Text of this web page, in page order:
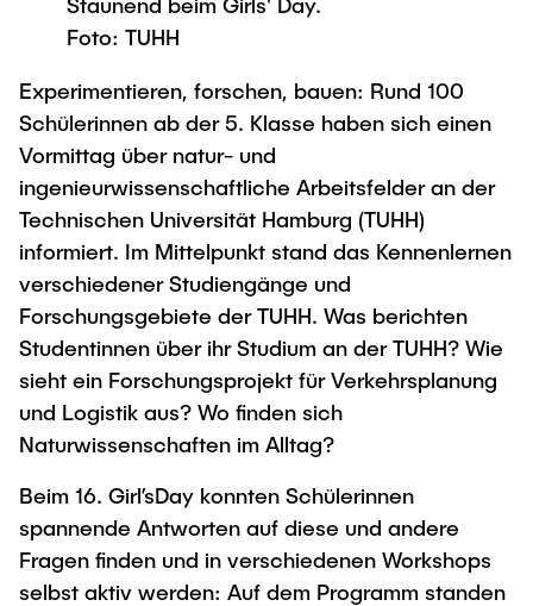
Newsroom
Flyers and brochures
University magazine spektrum
Events
Merchandise-Shop
Working at TU Hamburg
Job opportunities
Faculty recruiting
Information for new employees
Internal Information
Around student life
study organization
AI in Education
After Graduation
Alumni
Career Center
Graduate Academy
Doctoral Degrees
UNU HUB "Engineering to Face Climate
Research Funding
Early Career Research Support
Good Scientific Practice
Future Lectures
Team
Research & Transfer News
Interdisciplinary Workshop of the FSP
"Biobased Processes and Reactor
Technologies"
Process Engineering
Study programs
Research and Institutes
Technology and Innovation in Education
News
Study programs
Research and Institutes
Management Sciences and Technology
Study Programs
Research and Institutes
Mechanical Engineering
Study programs
Research and institutes
Exchange students
Intercultural Hub
International Scholars & Guests
Partnerships and Strategy
Study Exchange Partnerships
How to establish partnerships
Strategy
ECIU University
Contacts & International Team
Foto: TUHH
Experimentieren, forschen, bauen: Rund 100
Schülerinnen ab der 5. Klasse haben sich einen
Vormittag über natur- und
ingenieurwissenschaftliche Arbeitsfelder an der
Technischen Universität Hamburg (TUHH)
informiert. Im Mittelpunkt stand das Kennenlernen
verschiedener Studiengänge und
Forschungsgebiete der TUHH. Was berichten
Studentinnen über ihr Studium an der TUHH? Wie
sieht ein Forschungsprojekt für Verkehrsplanung
und Logistik aus? Wo finden sich
Naturwissenschaften im Alltag?
Beim 16. Girl’sDay konnten Schülerinnen
spannende Antworten auf diese und andere
Fragen finden und in verschiedenen Workshops
selbst aktiv werden: Auf dem Programm standen